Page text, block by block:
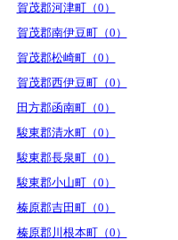
賀茂郡河津町（0）
賀茂郡南伊豆町（0）
賀茂郡松崎町（0）
賀茂郡西伊豆町（0）
田方郡函南町（0）
駿東郡清水町（0）
駿東郡長泉町（0）
駿東郡小山町（0）
榛原郡吉田町（0）
榛原郡川根本町（0）